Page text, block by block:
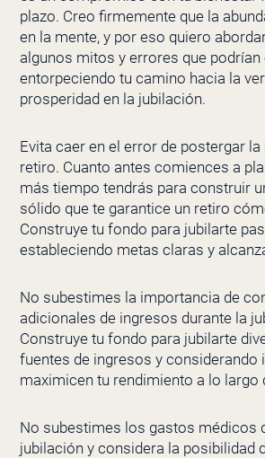
plazo. Creo firmemente que la
en la mente, y por eso quiero
algunos mitos y errores que podrían
entorpeciendo tu camino hacia la
prosperidad en la jubilación.
Evita caer en el error de postergar la
retiro. Cuanto antes comiences a
más tiempo tendrás para construir
sólido que te garantice un retiro
Construye tu fondo para jubilarte
estableciendo metas claras y
No subestimes la importancia de
adicionales de ingresos durante la
Construye tu fondo para jubilarte
fuentes de ingresos y considerando
maximicen tu rendimiento a lo largo
No subestimes los gastos médicos
jubilación y considera la posibilidad